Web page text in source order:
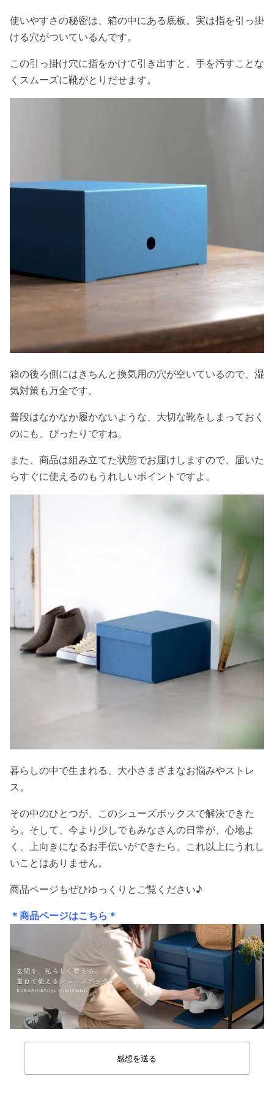
使いやすさの秘密は、箱の中にある底板。実は指を引っ掛
ける穴がついているんです。
この引っ掛け穴に指をかけて引き出すと、手を汚すことな
くスムーズに靴がとりだせます。
箱の後ろ側にはきちんと換気用の穴が空いているので、湿
気対策も万全です。
普段はなかなか履かないような、大切な靴をしまっておく
のにも、ぴったりですね。
また、商品は組み立てた状態でお届けしますので、届いた
らすぐに使えるのもうれしいポイントですよ。
暮らしの中で生まれる、大小さまざまなお悩みやストレ
ス。
その中のひとつが、このシューズボックスで解決できた
ら。そして、今より少しでもみなさんの日常が、心地よ
く、上向きになるお手伝いができたら、これ以上にうれし
いことはありません。
商品ページもぜひゆっくりとご覧ください♪
＊商品ページはこちら＊
感想を送る